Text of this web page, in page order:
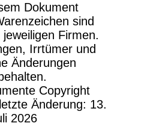
Dokument
sind
Firmen.
Irrtümer und
Änderungen
Copyright
Änderung: 13.
2026